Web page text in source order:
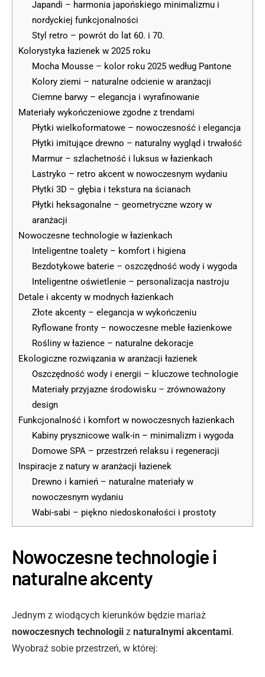
Japandi – harmonia japońskiego minimalizmu i
nordyckiej funkcjonalności
Styl retro – powrót do lat 60. i 70.
Kolorystyka łazienek w 2025 roku
Mocha Mousse – kolor roku 2025 według Pantone
Kolory ziemi – naturalne odcienie w aranżacji
Ciemne barwy – elegancja i wyrafinowanie
Materiały wykończeniowe zgodne z trendami
Płytki wielkoformatowe – nowoczesność i elegancja
Płytki imitujące drewno – naturalny wygląd i trwałość
Marmur – szlachetność i luksus w łazienkach
Lastryko – retro akcent w nowoczesnym wydaniu
Płytki 3D – głębia i tekstura na ścianach
Płytki heksagonalne – geometryczne wzory w
aranżacji
Nowoczesne technologie w łazienkach
Inteligentne toalety – komfort i higiena
Bezdotykowe baterie – oszczędność wody i wygoda
Inteligentne oświetlenie – personalizacja nastroju
Detale i akcenty w modnych łazienkach
Złote akcenty – elegancja w wykończeniu
Ryflowane fronty – nowoczesne meble łazienkowe
Rośliny w łazience – naturalne dekoracje
Ekologiczne rozwiązania w aranżacji łazienek
Oszczędność wody i energii – kluczowe technologie
Materiały przyjazne środowisku – zrównoważony
design
Funkcjonalność i komfort w nowoczesnych łazienkach
Kabiny prysznicowe walk-in – minimalizm i wygoda
Domowe SPA – przestrzeń relaksu i regeneracji
Inspiracje z natury w aranżacji łazienek
Drewno i kamień – naturalne materiały w
nowoczesnym wydaniu
Wabi-sabi – piękno niedoskonałości i prostoty
Nowoczesne technologie i
naturalne akcenty
Jednym z wiodących kierunków będzie mariaż
nowoczesnych technologii z naturalnymi akcentami.
Wyobraź sobie przestrzeń, w której: